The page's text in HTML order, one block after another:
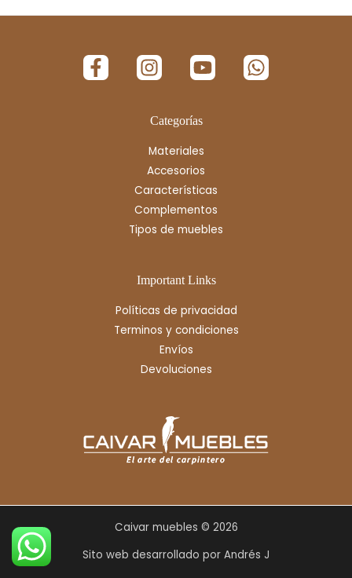
Categorías
Materiales
Accesorios
Características
Complementos
Tipos de muebles
Important Links
Políticas de privacidad
Terminos y condiciones
Envíos
Devoluciones
Caivar muebles © 2026
Sito web desarrollado por Andrés J